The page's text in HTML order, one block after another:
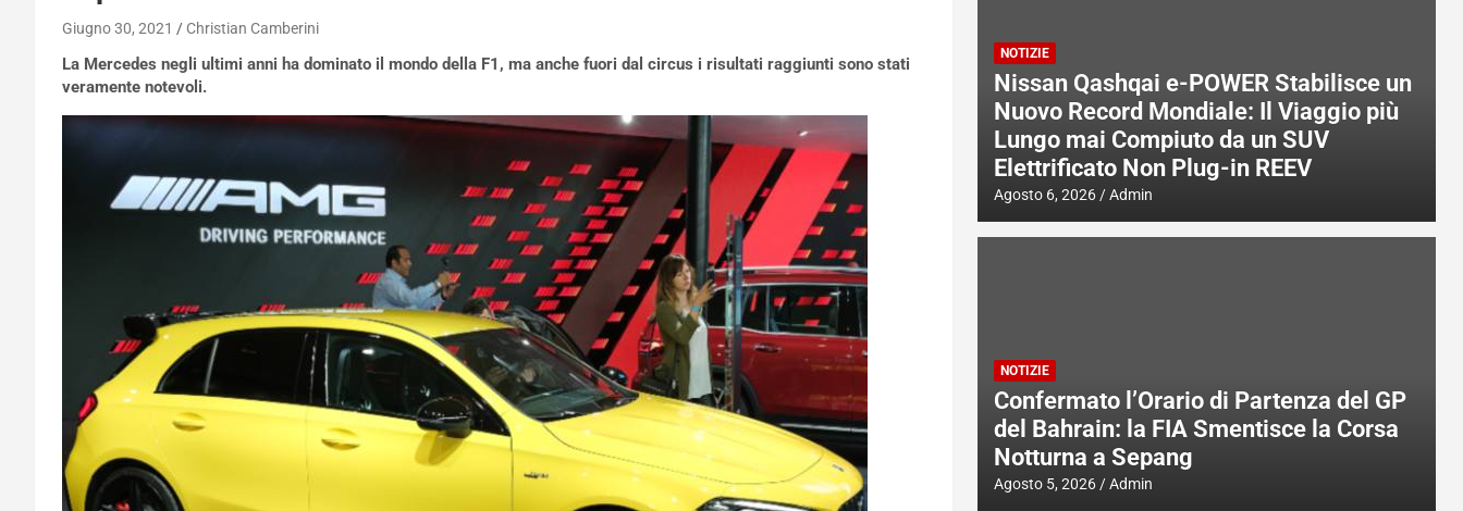
Giugno 30, 2021 Christian Camberini
La Mercedes negli ultimi anni ha dominato il mondo della F1, ma anche fuori dal circus i risultati raggiunti sono stati
veramente notevoli.
NOTIZIE
Nissan Qashqai e-POWER Stabilisce un
Nuovo Record Mondiale: Il Viaggio più
Lungo mai Compiuto da un SUV
Elettrificato Non Plug-in REEV
Agosto 6, 2026 Admin
NOTIZIE
Confermato l’Orario di Partenza del GP
del Bahrain: la FIA Smentisce la Corsa
Notturna a Sepang
Agosto 5, 2026 Admin